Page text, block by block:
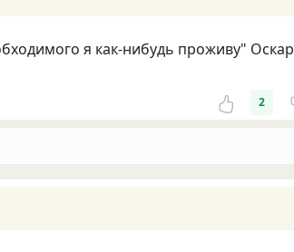
я как-нибудь проживу" Оскар
2